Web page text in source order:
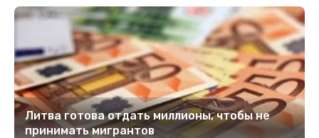
Литва готова отдать миллионы, чтобы не
принимать мигрантов